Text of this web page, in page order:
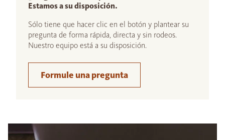
Estamos a su disposición.
Sólo tiene que hacer clic en el botón y plantear su
pregunta de forma rápida, directa y sin rodeos.
Nuestro equipo está a su disposición.
Formule una pregunta